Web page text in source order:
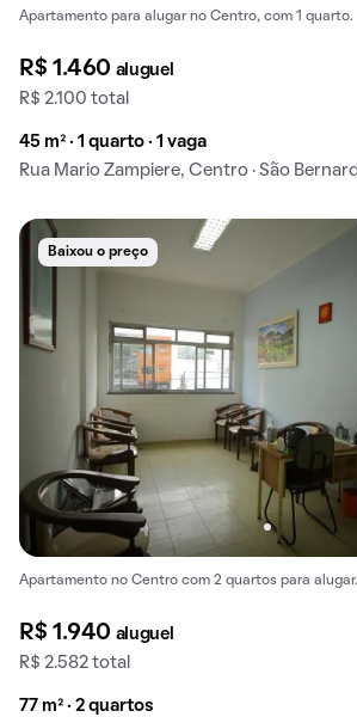
Apartamento para alugar no Centro, com 1 quarto.
R$ 1.460 aluguel
R$ 2.100 total
45 m² · 1 quarto · 1 vaga
Rua Mario Zampiere, Centro · São
Baixou o preço
Apartamento no Centro com 2 quartos para alugar.
R$ 1.940 aluguel
R$ 2.582 total
77 m² · 2 quartos